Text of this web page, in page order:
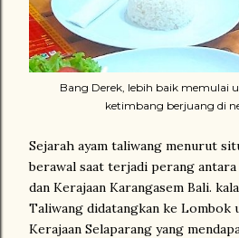
Bang Derek, lebih baik memulai
ketimbang berjuang di
Sejarah ayam taliwang menurut
berawal saat terjadi perang antara
dan Kerajaan Karangasem Bali.
Taliwang didatangkan ke Lombok
Kerajaan Selaparang yang